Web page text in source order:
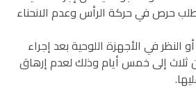
حرص في حركة الرأس وعدم الانحناء
النظر في الأجهزة اللوحية بعد إجراء
ثلاث إلى خمس أيام وذلك لعدم إرهاق